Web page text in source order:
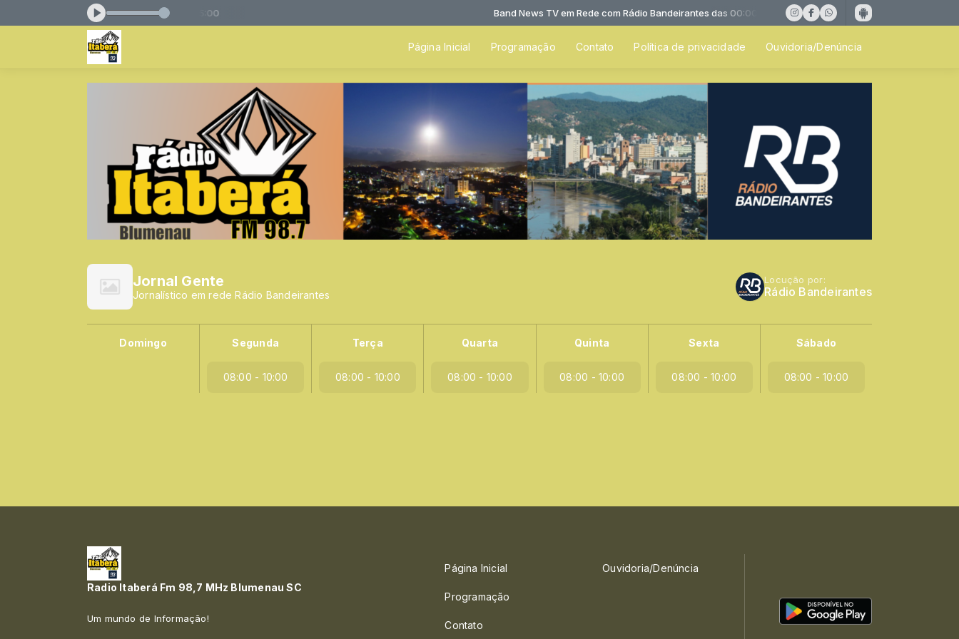
com Rádio Bandeirantes das 00:00 às 05:00 Band News TV em Rede com Rádio Bandeirantes das 00:00 às 05:00
Página Inicial Programação Contato Política de privacidade Ouvidoria/Denúncia
Jornal Gente
Jornalístico em rede Rádio Bandeirantes
Locução por:
Rádio Bandeirantes
Domingo Segunda
08:00 - 10:00
Terça
08:00 - 10:00
Quarta
08:00 - 10:00
Quinta
08:00 - 10:00
Sexta
08:00 - 10:00
Sábado
08:00 - 10:00
Radio Itaberá Fm 98,7 MHz Blumenau SC
Um mundo de Informação!
Página Inicial
Programação
Contato
Ouvidoria/Denúncia